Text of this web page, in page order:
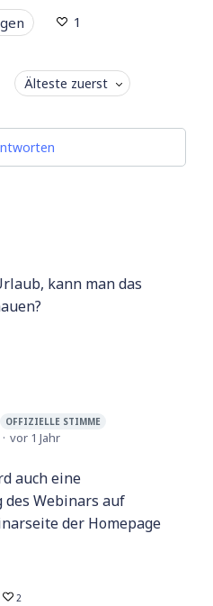
1
Älteste zuerst
kann man das
OFFIZIELLE STIMME
vor 1 Jahr
auch eine
des Webinars auf
der Homepage
2